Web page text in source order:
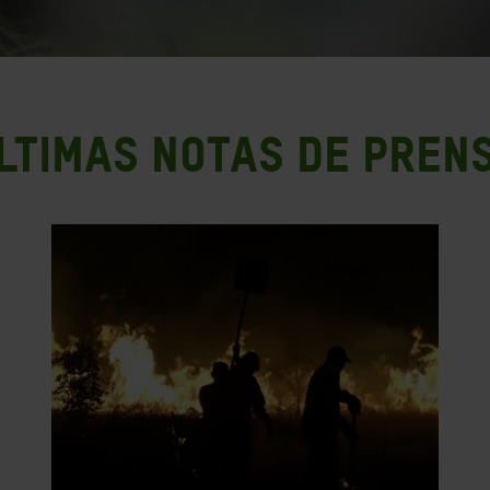
notas de